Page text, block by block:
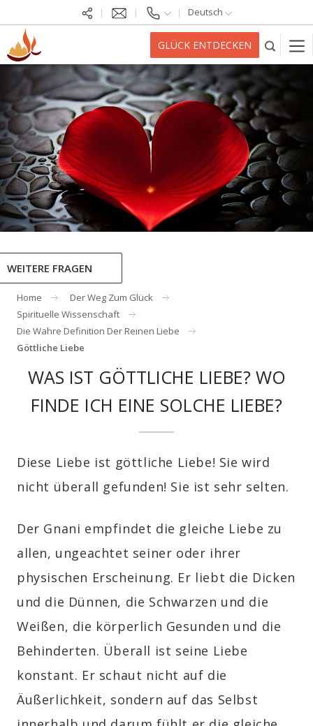
Deutsch
GLÜCK ENTDECKEN
WEITERE FRAGEN
Home
Der Weg Zum Glück
Spirituelle Wissenschaft
Die Wahre Definition Der Reinen Liebe
Göttliche Liebe
WAS IST GÖTTLICHE LIEBE? WO
FINDE ICH EINE SOLCHE LIEBE?
Diese Liebe ist göttliche Liebe! Sie wird
nicht überall gefunden! Sie ist sehr selten.
Der Gnani empfindet die gleiche Liebe zu
allen, ungeachtet seiner oder ihrer
physischen Erscheinung. Er liebt die Dicken
und die Dünnen, die Schwarzen und die
Weißen, die körperlich Gesunden und die
Behinderten. Überall ist seine Liebe
konstant. Er schaut nicht auf die
Äußerlichkeit, sondern auf das Selbst